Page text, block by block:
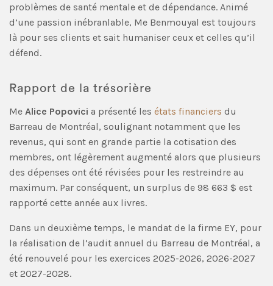
problèmes de santé mentale et de dépendance. Animé
d’une passion inébranlable, Me Benmouyal est toujours
là pour ses clients et sait humaniser ceux et celles qu’il
défend.
Rapport de la trésorière
Me Alice Popovici a présenté les états financiers du
Barreau de Montréal, soulignant notamment que les
revenus, qui sont en grande partie la cotisation des
membres, ont légèrement augmenté alors que plusieurs
des dépenses ont été révisées pour les restreindre au
maximum. Par conséquent, un surplus de 98 663 $ est
rapporté cette année aux livres.
Dans un deuxième temps, le mandat de la firme EY, pour
la réalisation de l’audit annuel du Barreau de Montréal, a
été renouvelé pour les exercices 2025-2026, 2026-2027
et 2027-2028.